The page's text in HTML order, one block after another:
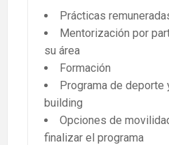
Prácticas
Mentorización por
su área
Formación
Programa de
building
Opciones de
finalizar el programa